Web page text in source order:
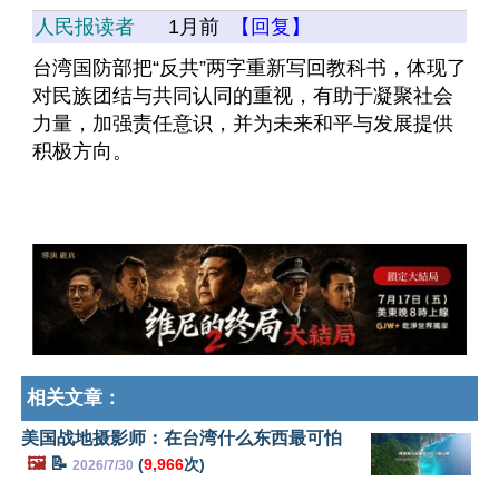
人民报读者 1月前
【回复】
台湾国防部把“反共”两字重新写回教科书，体现了
对民族团结与共同认同的重视，有助于凝聚社会
力量，加强责任意识，并为未来和平与发展提供
积极方向。
相关文章：
美国战地摄影师：在台湾什么东西最可怕
🖼️📝 2026/7/30 (9,966次)